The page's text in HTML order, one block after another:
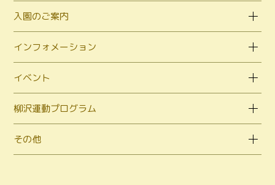
入園のご案内
インフォメーション
イベント
柳沢運動プログラム
その他